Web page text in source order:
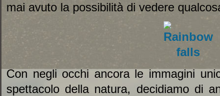
mai avuto la possibilità di vedere
Con negli occhi ancora le immagini
spettacolo della natura, decidiamo di